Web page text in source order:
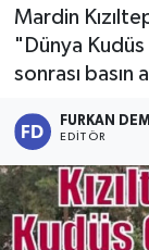
Mardin
"Dünya
sonrası basın
FURKAN
EDITÖR
Süper Lig
Haber